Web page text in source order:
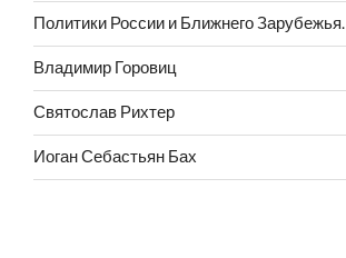
Политики России и Ближнего Зарубежья.
Владимир Горовиц
Святослав Рихтер
Иоган Себастьян Бах